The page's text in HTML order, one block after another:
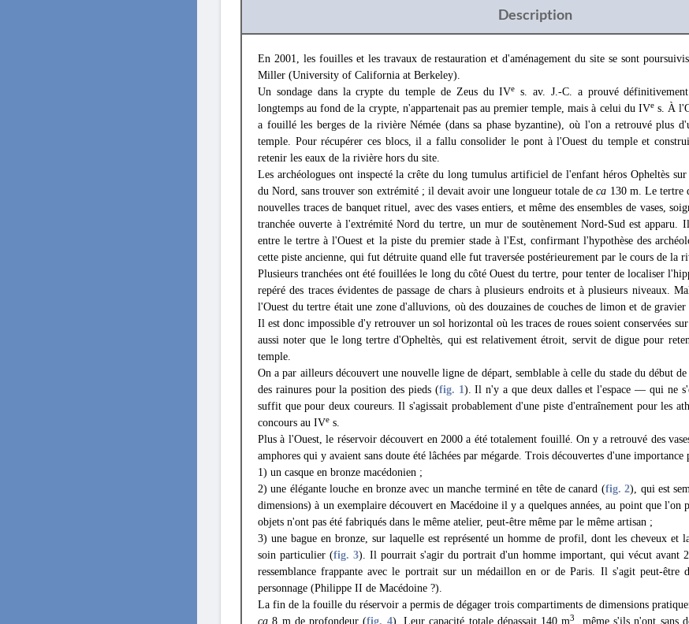
Description
En 2001, les fouilles et les travaux de restauration et d'aménagement du site se sont
Miller (University of California at Berkeley).
Un sondage dans la crypte du temple de Zeus du IVe
s. av. J.-C. a prouvé
longtemps au fond de la crypte, n'appartenait pas au premier temple, mais à celui du IVes. À
a fouillé les berges de la rivière Némée (dans sa phase byzantine), où l'on a retrouvé plus
temple. Pour récupérer ces blocs, il a fallu consolider le pont à l'Ouest du temple et
retenir les eaux de la rivière hors du site.
Les archéologues ont inspecté la crête du long tumulus artificiel de l'enfant héros Opheltès
du Nord, sans trouver son extrémité ; il devait avoir une longueur totale deca 130 m. Le tertre
nouvelles traces de banquet rituel, avec des vases entiers, et même des ensembles de vases,
tranchée ouverte à l'extrémité Nord du tertre, un mur de soutènement Nord-Sud est apparu.
entre le tertre à l'Ouest et la piste du premier stade à l'Est, confirmant l'hypothèse des
cette piste ancienne, qui fut détruite quand elle fut traversée postérieurement par le cours de la
Plusieurs tranchées ont été fouillées le long du côté Ouest du tertre, pour tenter de localiser
repéré des traces évidentes de passage de chars à plusieurs endroits et à plusieurs niveaux.
l'Ouest du tertre était une zone d'alluvions, où des douzaines de couches de limon et de gravier
Il est donc impossible d'y retrouver un sol horizontal où les traces de roues soient conservées
aussi noter que le long tertre d'Opheltès, qui est relativement étroit, servit de digue pour
temple.
On a par ailleurs découvert une nouvelle ligne de départ, semblable à celle du stade du début
des rainures pour la position des pieds (fig. 1). Il n'y a que deux dalles et l'espace — qui ne
suffit que pour deux coureurs. Il s'agissait probablement d'une piste d'entraînement pour les
concours au IVe s.
Plus à l'Ouest, le réservoir découvert en 2000 a été totalement fouillé. On y a retrouvé des
amphores qui y avaient sans doute été lâchées par mégarde. Trois découvertes d'une
1) un casque en bronze macédonien ;
2) une élégante louche en bronze avec un manche terminé en tête de canard (fig. 2), qui est
dimensions) à un exemplaire découvert en Macédoine il y a quelques années, au point que l'on
objets n'ont pas été fabriqués dans le même atelier, peut-être même par le même artisan ;
3) une bague en bronze, sur laquelle est représenté un homme de profil, dont les cheveux et
soin particulier (fig. 3). Il pourrait s'agir du portrait d'un homme important, qui vécut avant
ressemblance frappante avec le portrait sur un médaillon en or de Paris. Il s'agit peut-être
personnage (Philippe II de Macédoine ?).
La fin de la fouille du réservoir a permis de dégager trois compartiments de dimensions
ca8 m de profondeur (fig. 4). Leur capacité totale dépassait 140 m3, même s'ils n'ont sans